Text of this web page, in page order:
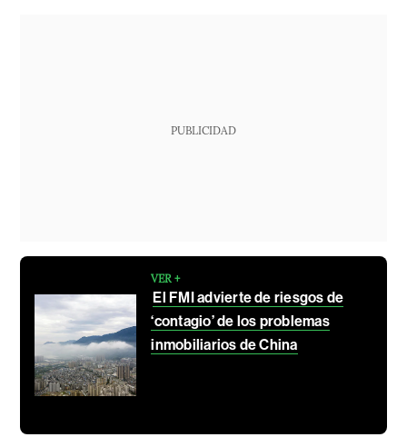
PUBLICIDAD
VER +
El FMI advierte de riesgos de
‘contagio’ de los problemas
inmobiliarios de China